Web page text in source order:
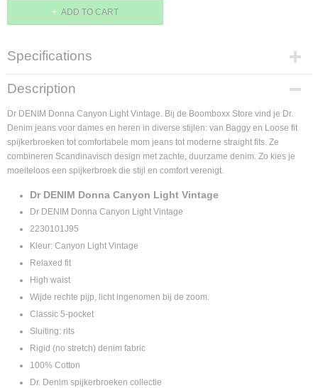
ADD TO CART
Specifications
Supplier product code
2230101J95
Description
Dr DENIM Donna Canyon Light Vintage. Bij de Boomboxx Store vind je Dr.
Denim jeans voor dames en heren in diverse stijlen: van Baggy en Loose fit
spijkerbroeken tot comfortabele mom jeans tot moderne straight fits. Ze
combineren Scandinavisch design met zachte, duurzame denim. Zo kies je
moeiteloos een spijkerbroek die stijl en comfort verenigt.
Dr DENIM Donna Canyon Light Vintage
Dr DENIM Donna Canyon Light Vintage
2230101J95
Kleur: Canyon Light Vintage
Relaxed fit
High waist
Wijde rechte pijp, licht ingenomen bij de zoom.
Classic 5-pocket
Sluiting: rits
Rigid (no stretch) denim fabric
100% Cotton
Dr. Denim spijkerbroeken collectie